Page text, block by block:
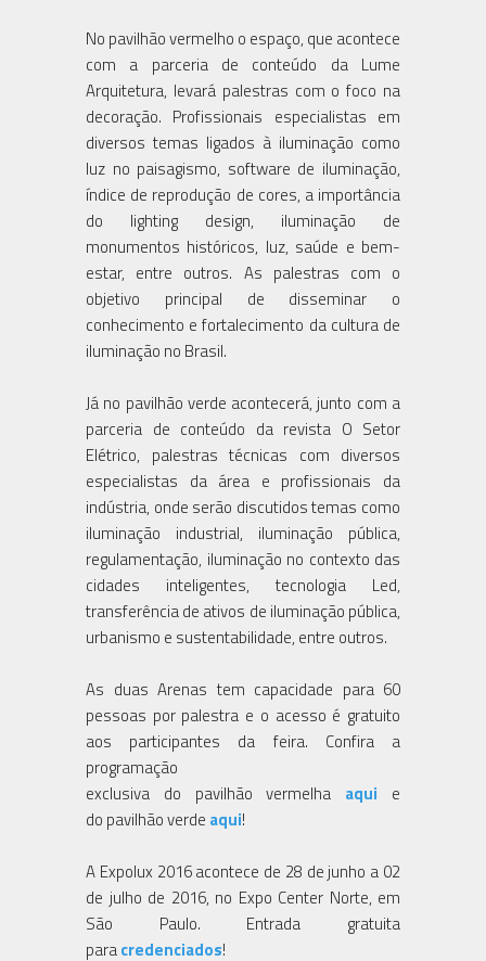
No pavilhão vermelho o espaço, que acontece
com a parceria de conteúdo da Lume
Arquitetura, levará palestras com o foco na
decoração. Profissionais especialistas em
diversos temas ligados à iluminação como
luz no paisagismo, software de iluminação,
índice de reprodução de cores, a importância
do lighting design, iluminação de
monumentos históricos, luz, saúde e bem-
estar, entre outros. As palestras com o
objetivo principal de disseminar o
conhecimento e fortalecimento da cultura de
iluminação no Brasil.
Já no pavilhão verde acontecerá, junto com a
parceria de conteúdo da revista O Setor
Elétrico, palestras técnicas com diversos
especialistas da área e profissionais da
indústria, onde serão discutidos temas como
iluminação industrial, iluminação pública,
regulamentação, iluminação no contexto das
cidades inteligentes, tecnologia Led,
transferência de ativos de iluminação pública,
urbanismo e sustentabilidade, entre outros.
As duas Arenas tem capacidade para 60
pessoas por palestra e o acesso é gratuito
aos participantes da feira. Confira a
programação
exclusiva do pavilhão vermelha aqui e
do pavilhão verde aqui!
A Expolux 2016 acontece de 28 de junho a 02
de julho de 2016, no Expo Center Norte, em
São Paulo. Entrada gratuita
paracredenciados!